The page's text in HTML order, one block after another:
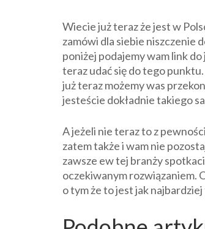
Wiecie już teraz że jest w
zamówi dla siebie niszczenie
poniżej podajemy wam link
teraz udać się do tego
już teraz możemy was
jesteście dokładnie takiego
A jeżeli nie teraz to z
zatem także i wam nie
zawsze ew tej branży
oczekiwanym rozwiązaniem.
o tym że to jest jak